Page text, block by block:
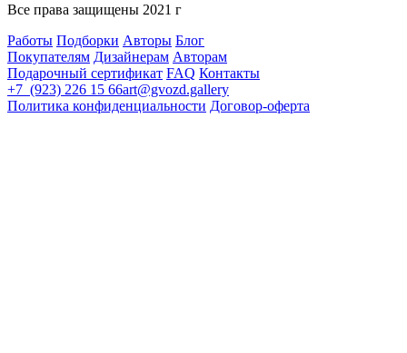
Все права защищены 2021 г
Работы Подборки Авторы Блог
Покупателям Дизайнерам Авторам
Подарочный сертификат FAQ Контакты
+7 (923) 226 15 66art@gvozd.gallery
Политика конфиденциальности Договор-оферта